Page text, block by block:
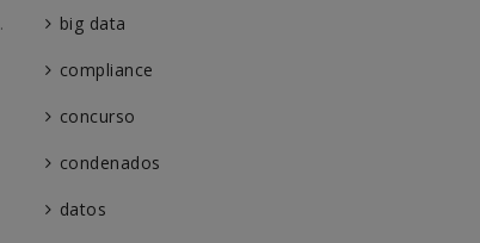
. big data
compliance
concurso
condenados
datos